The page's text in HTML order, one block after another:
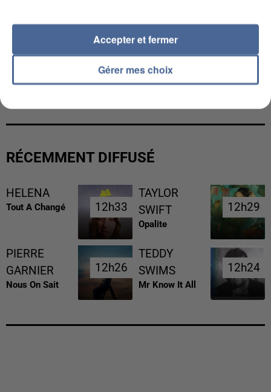
UNE TOURISTE DE L’OISE EMPORTÉE PAR UNE
RÉCEMMENT DIFFUSÉ
HELENA
Tout A Changé 12h33
12h33
TAYLOR
SWIFT
Opalite
12h29
12h29
PIERRE
GARNIER
Nous On Sait
12h26
12h26
TEDDY
SWIMS
Mr Know It All
12h24
12h24
Gérer mes choix
Accepter et fermer